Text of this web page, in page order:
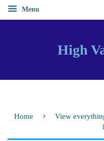
Menu
High
Home › View